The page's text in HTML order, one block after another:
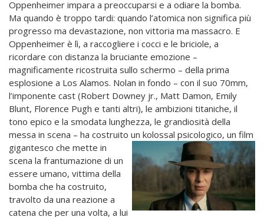
Oppenheimer impara a preoccuparsi e a odiare la bomba.
Ma quando è troppo tardi: quando l’atomica non significa più
progresso ma devastazione, non vittoria ma massacro. E
Oppenheimer è lì, a raccogliere i cocci e le briciole, a
ricordare con distanza la bruciante emozione –
magnificamente ricostruita sullo schermo – della prima
esplosione a Los Alamos. Nolan in fondo – con il suo 70mm,
l’imponente cast (Robert Downey jr., Matt Damon, Emily
Blunt, Florence Pugh e tanti altri), le ambizioni titaniche, il
tono epico e la smodata lunghezza, le grandiosità della
messa in scena – ha costruito un kolossal psicologico, un film
gigantesco che mette in
scena la frantumazione di un
essere umano, vittima della
bomba che ha costruito,
travolto da una reazione a
catena che per una volta, a lui